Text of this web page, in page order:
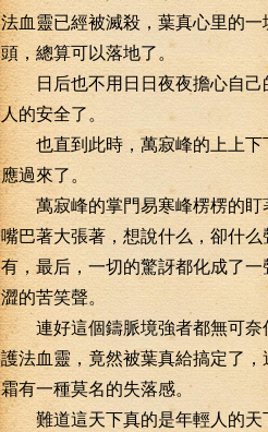
法血靈已經被滅殺，葉真心里的一
頭，總算可以落地了。
日后也不用日日夜夜擔心自己
人的安全了。
也直到此時，萬寂峰的上上下
應過來了。
萬寂峰的掌門易寒峰楞楞的盯
嘴巴著大張著，想說什么，卻什么
有，最后，一切的驚訝都化成了一
澀的苦笑聲。
連好這個鑄脈境強者都無可奈
護法血靈，竟然被葉真給搞定了，
霜有一種莫名的失落感。
難道這天下真的是年輕人的天